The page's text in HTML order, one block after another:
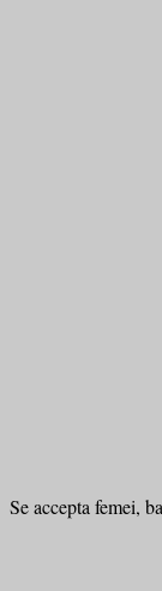
Se accepta femei,